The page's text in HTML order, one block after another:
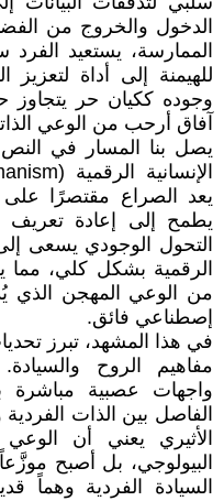
الدخول والخروج من
الممارسة، يستعيد الفرد
للهيمنة إلى أداة لتعزيز
وجوده ككيان حر يتجاوز
آفاق أرحب من الوعي
يصل بنا المسار في
يعد الصراع مقتصرًا على
يطمح إلى إعادة تعريف
التحول الوجودي يسعى إلى
الرقمية بشكل كلي، مما
من الوعي المهجن الذي
إصطناعي فائق.
في هذا المشهد، تبرز
مفاهيم الروح
واجهات عصبية مباشرة
الفاصل بين الذات الفردية
الأثيري يعني أن
البيولوجي، بل أصبح
السيادة الفردية